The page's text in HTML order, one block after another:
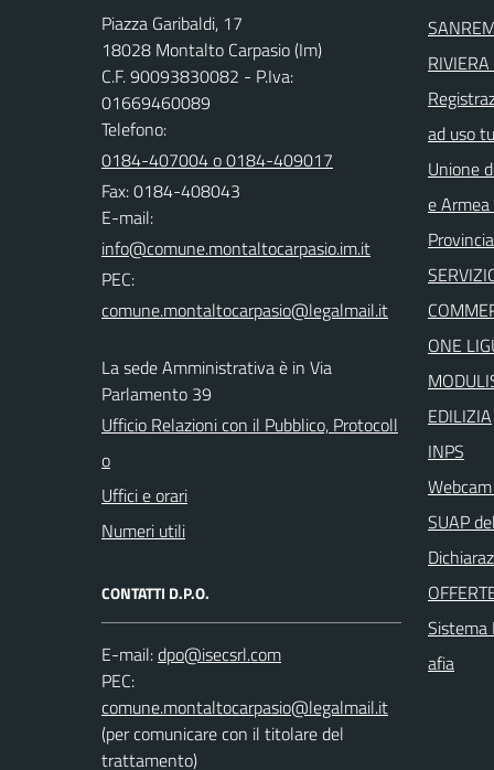
Piazza Garibaldi, 17
18028 Montalto Carpasio (Im)
C.F. 90093830082 - P.Iva:
01669460089
Telefono:
0184-407004 o 0184-409017
Fax: 0184-408043
E-mail:
PEC:
La sede Amministrativa è in Via
Parlamento 39
Ufficio Relazioni con il Pubblico, Protocoll
o
Uffici e orari
Numeri utili
CONTATTI D.P.O.
E-mail:
PEC:
(per comunicare con il titolare del
trattamento)
ad uso
Unione
e
ONE
EDILIZIA
INPS
SUAP
Sistema
afia